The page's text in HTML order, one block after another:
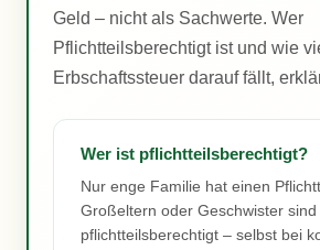
Geld – nicht als Sachwerte. Wer
Pflichtteilsberechtigt ist und wie
Erbschaftssteuer darauf fällt,
Wer ist pflichtteilsberechtigt?
Nur enge Familie hat einen
Großeltern oder Geschwister sind
pflichtteilsberechtigt – selbst bei